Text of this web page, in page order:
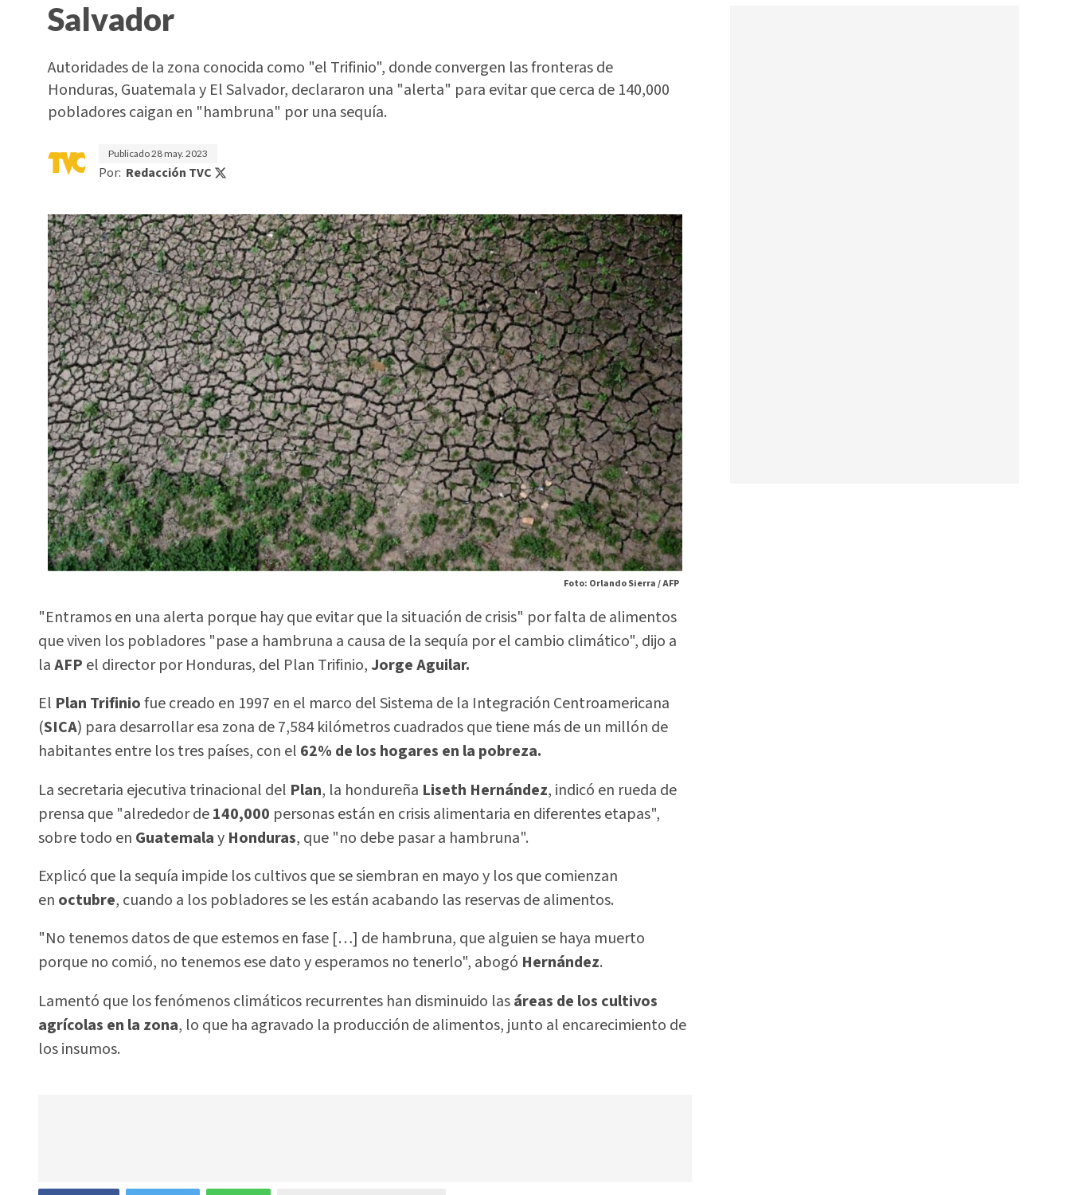
Salvador
Autoridades de la zona conocida como "el Trifinio", donde convergen las fronteras de
Honduras, Guatemala y El Salvador, declararon una "alerta" para evitar que cerca de 140,000
pobladores caigan en "hambruna" por una sequía.
Publicado28 may. 2023
Por: Redacción TVC
Foto: Orlando Sierra / AFP
"Entramos en una alerta porque hay que evitar que la situación de crisis" por falta de alimentos
que viven los pobladores "pase a hambruna a causa de la sequía por el cambio climático", dijo a
laAFP el director por Honduras, del Plan Trifinio,Jorge Aguilar.
El Plan Trifiniofue creado en 1997 en el marco del Sistema de la Integración Centroamericana
(SICA) para desarrollar esa zona de 7,584 kilómetros cuadrados que tiene más de un millón de
habitantes entre los tres países, con el 62% de los hogares en la pobreza.
La secretaria ejecutiva trinacional del Plan, la hondureña Liseth Hernández, indicó en rueda de
prensa que "alrededor de140,000 personas están en crisis alimentaria en diferentes etapas",
sobre todo en Guatemalay Honduras, que "no debe pasar a hambruna".
Explicó que la sequía impide los cultivos que se siembran en mayo y los que comienzan
en octubre, cuando a los pobladores se les están acabando las reservas de alimentos.
"No tenemos datos de que estemos en fase […] de hambruna, que alguien se haya muerto
porque no comió, no tenemos ese dato y esperamos no tenerlo", abogó Hernández.
Lamentó que los fenómenos climáticos recurrentes han disminuido lasáreas de los cultivos
agrícolas en la zona, lo que ha agravado la producción de alimentos, junto al encarecimiento de
los insumos.